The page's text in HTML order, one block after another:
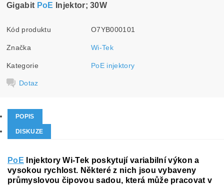
Gigabit PoE Injektor; 30W
Kód produktu O7YB000101
Značka Wi-Tek
Kategorie PoE injektory
Dotaz
POPIS
DISKUZE
PoE Injektory Wi-Tek poskytují variabilní výkon a
vysokou rychlost. Některé z nich jsou vybaveny
průmyslovou čipovou sadou, která může pracovat v